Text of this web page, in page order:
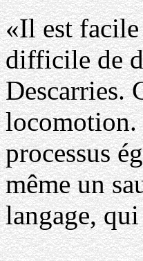
«Il est
difficile de
Descarries.
locomotion.
processus
même un
langage,